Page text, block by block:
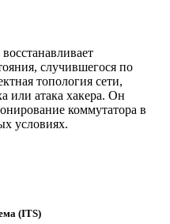
случившегося по
топология сети,
или атака хакера. Он
коммутатора в
условиях.
(ITS)